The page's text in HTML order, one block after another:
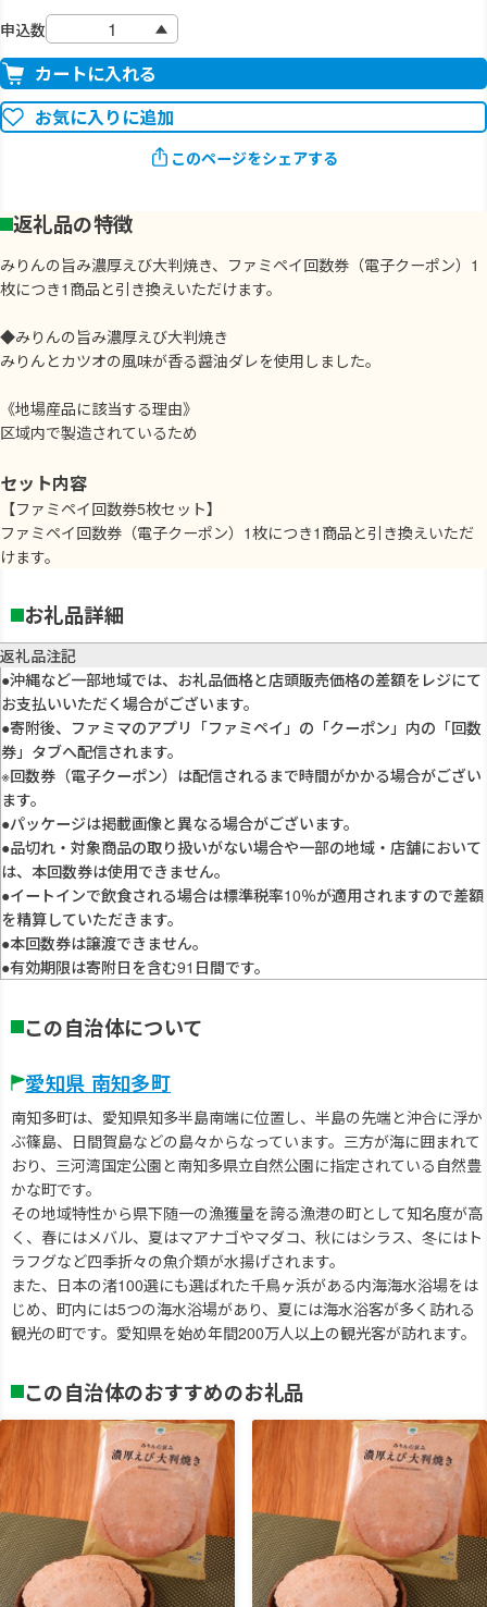
申込数
カートに入れる
お気に入りに追加
このページをシェアする
返礼品の特徴
みりんの旨み濃厚えび大判焼き、ファミペイ回数券（電子クーポン）1
枚につき1商品と引き換えいただけます。
◆みりんの旨み濃厚えび大判焼き
みりんとカツオの風味が香る醤油ダレを使用しました。
《地場産品に該当する理由》
区域内で製造されているため
セット内容
【ファミペイ回数券5枚セット】
ファミペイ回数券（電子クーポン）1枚につき1商品と引き換えいただ
けます。
お礼品詳細
返礼品注記
●沖縄など一部地域では、お礼品価格と店頭販売価格の差額をレジにて
お支払いいただく場合がございます。
●寄附後、ファミマのアプリ「ファミペイ」の「クーポン」内の「回数
券」タブへ配信されます。
※回数券（電子クーポン）は配信されるまで時間がかかる場合がござい
ます。
●パッケージは掲載画像と異なる場合がございます。
●品切れ・対象商品の取り扱いがない場合や一部の地域・店舗において
は、本回数券は使用できません。
●イートインで飲食される場合は標準税率10％が適用されますので差額
を精算していただきます。
●本回数券は譲渡できません。
●有効期限は寄附日を含む91日間です。
この自治体について
愛知県 南知多町
南知多町は、愛知県知多半島南端に位置し、半島の先端と沖合に浮か
ぶ篠島、日間賀島などの島々からなっています。三方が海に囲まれて
おり、三河湾国定公園と南知多県立自然公園に指定されている自然豊
かな町です。
その地域特性から県下随一の漁獲量を誇る漁港の町として知名度が高
く、春にはメバル、夏はマアナゴやマダコ、秋にはシラス、冬にはト
ラフグなど四季折々の魚介類が水揚げされます。
また、日本の渚100選にも選ばれた千鳥ヶ浜がある内海海水浴場をは
じめ、町内には5つの海水浴場があり、夏には海水浴客が多く訪れる
観光の町です。愛知県を始め年間200万人以上の観光客が訪れます。
この自治体のおすすめのお礼品